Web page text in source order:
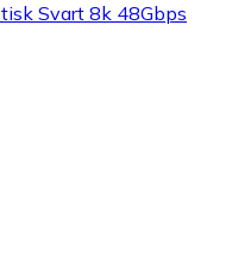
Svart 8k 48Gbps